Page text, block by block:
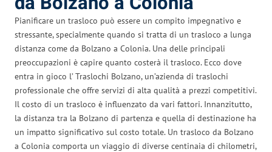
Pianificare un trasloco può essere un compito impegnativo e
stressante, specialmente quando si tratta di un trasloco a lunga
distanza come da Bolzano a Colonia. Una delle principali
preoccupazioni è capire quanto costerà il trasloco. Ecco dove
entra in gioco l’ Traslochi Bolzano, un’azienda di traslochi
professionale che offre servizi di alta qualità a prezzi competitivi.
Il costo di un trasloco è influenzato da vari fattori. Innanzitutto,
la distanza tra la Bolzano di partenza e quella di destinazione ha
un impatto significativo sul costo totale. Un trasloco da Bolzano
a Colonia comporta un viaggio di diverse centinaia di chilometri,